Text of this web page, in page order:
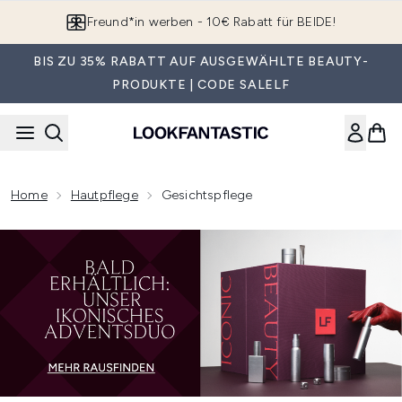
Freund*in werben - 10€ Rabatt für BEIDE!
BIS ZU 35% RABATT AUF AUSGEWÄHLTE BEAUTY-
PRODUKTE | CODE SALELF
Home Hautpflege Gesichtspflege